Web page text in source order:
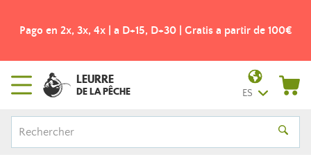
Pago en 2x, 3x, 4x | a D+15, D+30 | Gratis a partir de 100€
LEURRE
DE LA PÊCHE ES